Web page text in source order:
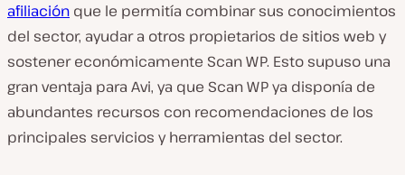
afiliación que le permitía combinar sus conocimientos
del sector, ayudar a otros propietarios de sitios web y
sostener económicamente Scan WP. Esto supuso una
gran ventaja para Avi, ya que Scan WP ya disponía de
abundantes recursos con recomendaciones de los
principales servicios y herramientas del sector.